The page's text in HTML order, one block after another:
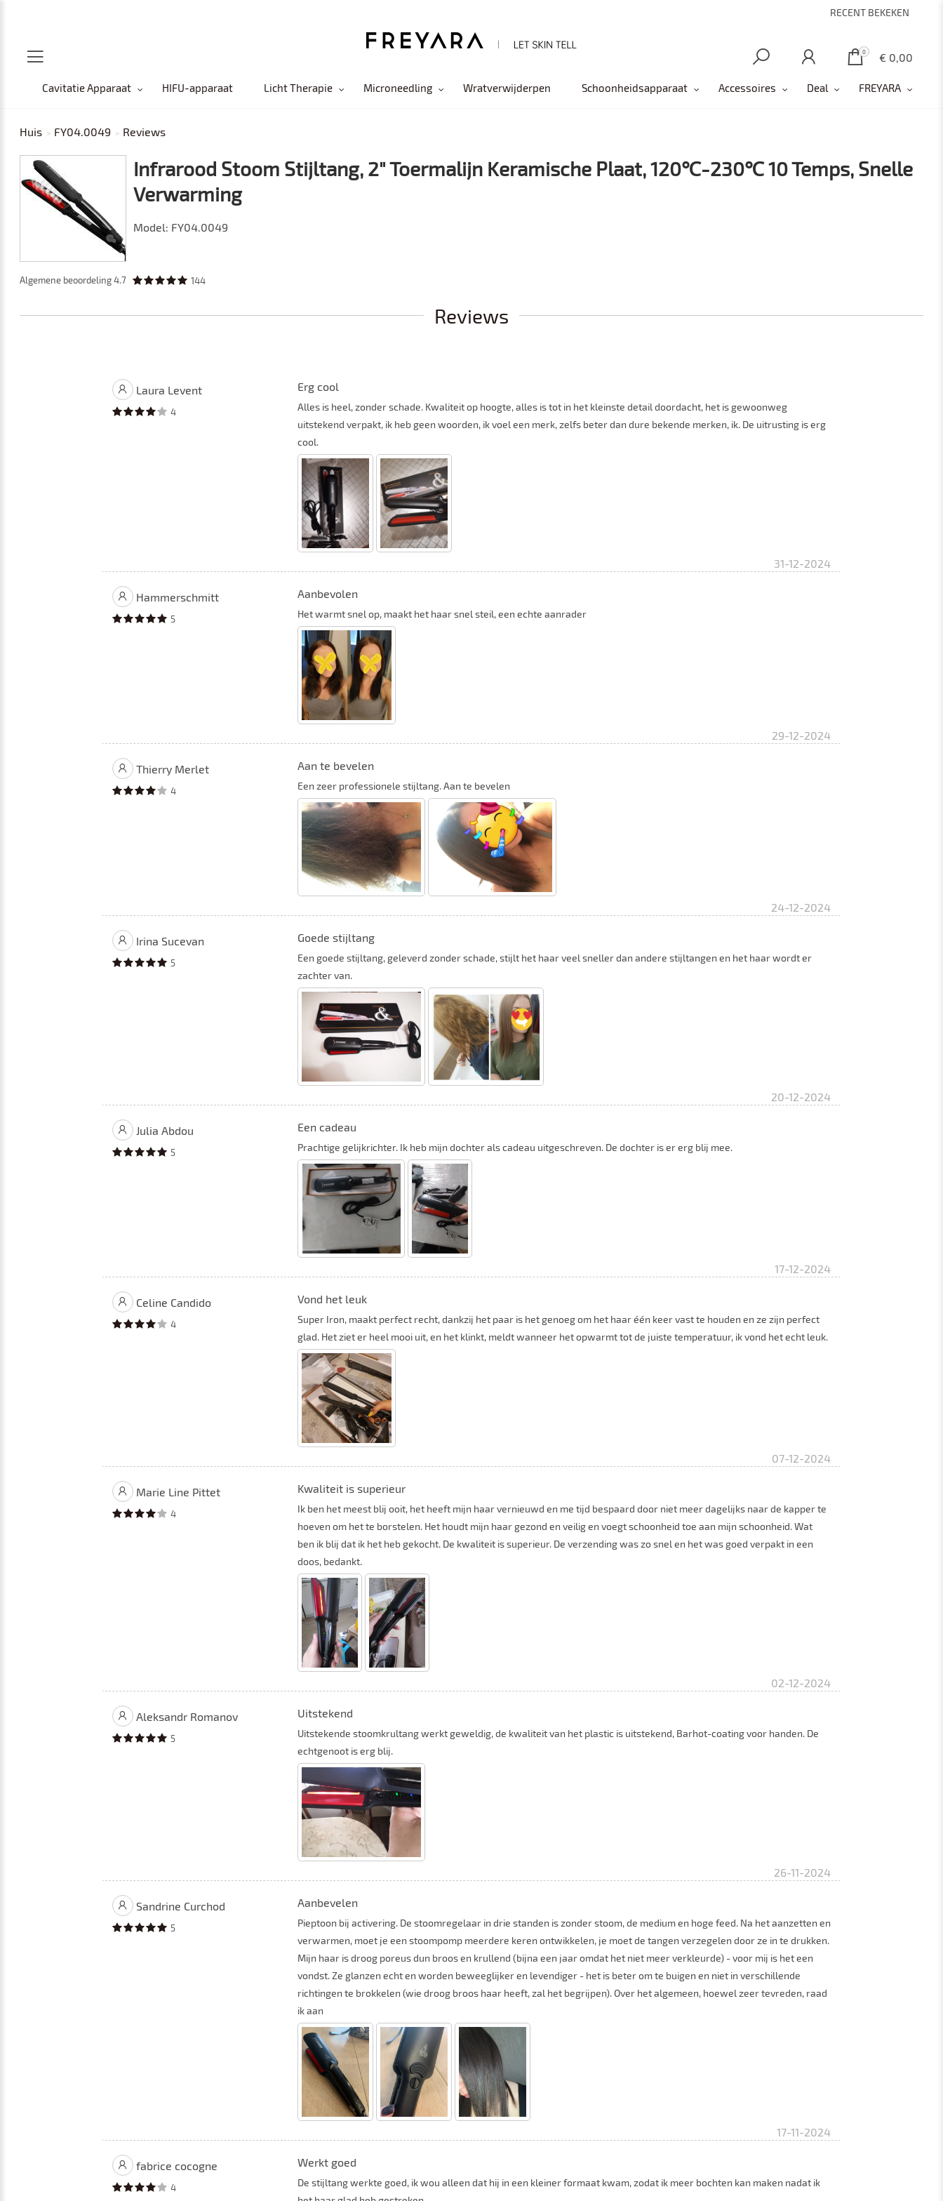
RECENT BEKEKEN
0 € 0,00
0
Cavitatie Apparaat HIFU-apparaat Licht Therapie Microneedling Wratverwijderpen Schoonheidsapparaat Accessoires Deal FREYARA
Huis FY04.0049 Reviews
Infrarood Stoom Stijltang, 2" Toermalijn Keramische Plaat, 120℃-230℃ 10 Temps, Snelle
Verwarming
Model: FY04.0049
Algemene beoordeling4.7 144
Reviews
Laura Levent
4
Erg cool
Alles is heel, zonder schade. Kwaliteit op hoogte, alles is tot in het kleinste detail doordacht, het is gewoonweg
uitstekend verpakt, ik heb geen woorden, ik voel een merk, zelfs beter dan dure bekende merken, ik. De uitrusting is erg
cool.
31-12-2024
Hammerschmitt
5
Aanbevolen
Het warmt snel op, maakt het haar snel steil, een echte aanrader
29-12-2024
Thierry Merlet
4
Aan te bevelen
Een zeer professionele stijltang. Aan te bevelen
24-12-2024
Irina Sucevan
5
Goede stijltang
Een goede stijltang, geleverd zonder schade, stijlt het haar veel sneller dan andere stijltangen en het haar wordt er
zachter van.
20-12-2024
Julia Abdou
5
Een cadeau
Prachtige gelijkrichter. Ik heb mijn dochter als cadeau uitgeschreven. De dochter is er erg blij mee.
17-12-2024
Celine Candido
4
Vond het leuk
Super Iron, maakt perfect recht, dankzij het paar is het genoeg om het haar één keer vast te houden en ze zijn perfect
glad. Het ziet er heel mooi uit, en het klinkt, meldt wanneer het opwarmt tot de juiste temperatuur, ik vond het echt leuk.
07-12-2024
Marie Line Pittet
4
Kwaliteit is superieur
Ik ben het meest blij ooit, het heeft mijn haar vernieuwd en me tijd bespaard door niet meer dagelijks naar de kapper te
hoeven om het te borstelen. Het houdt mijn haar gezond en veilig en voegt schoonheid toe aan mijn schoonheid. Wat
ben ik blij dat ik het heb gekocht. De kwaliteit is superieur. De verzending was zo snel en het was goed verpakt in een
doos, bedankt.
02-12-2024
Aleksandr Romanov
5
Uitstekend
Uitstekende stoomkrultang werkt geweldig, de kwaliteit van het plastic is uitstekend, Barhot-coating voor handen. De
echtgenoot is erg blij.
26-11-2024
Sandrine Curchod
5
Aanbevelen
Pieptoon bij activering. De stoomregelaar in drie standen is zonder stoom, de medium en hoge feed. Na het aanzetten en
verwarmen, moet je een stoompomp meerdere keren ontwikkelen, je moet de tangen verzegelen door ze in te drukken.
Mijn haar is droog poreus dun broos en krullend (bijna een jaar omdat het niet meer verkleurde) - voor mij is het een
vondst. Ze glanzen echt en worden beweeglijker en levendiger - het is beter om te buigen en niet in verschillende
richtingen te brokkelen (wie droog broos haar heeft, zal het begrijpen). Over het algemeen, hoewel zeer tevreden, raad
ik aan
17-11-2024
fabrice cocogne
4
Werkt goed
De stijltang werkte goed, ik wou alleen dat hij in een kleiner formaat kwam, zodat ik meer bochten kan maken nadat ik